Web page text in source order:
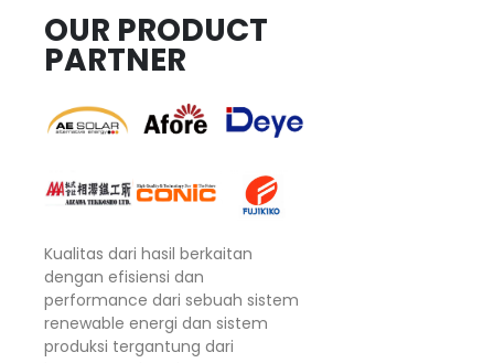
OUR PRODUCT
PARTNER
Kualitas dari hasil berkaitan
dengan efisiensi dan
performance dari sebuah sistem
renewable energi dan sistem
produksi tergantung dari